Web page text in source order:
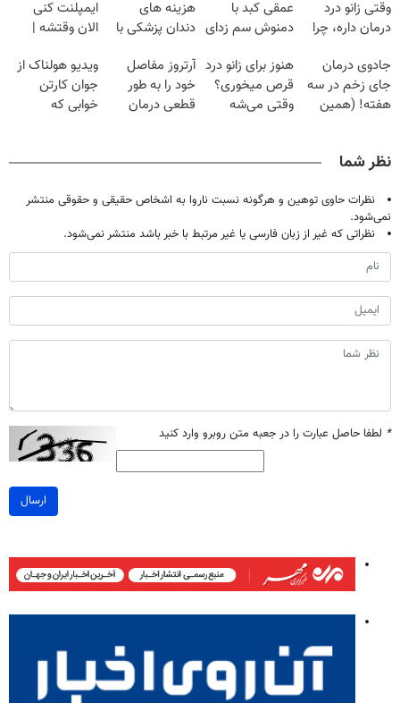
وقتی زانو درد
درمان داره، چرا
تحمل میکنی؟❗
عمقی کبد با
دمنوش سم زدای
هزینه های
دندان پزشکی با
خانگی
ایمپلنت کنی
الان وقتشه |
میلیون تومان!!!
جادوی درمان
جای زخم در سه
هفته! (همین
هنوز برای زانو درد
قرص میخوری؟
وقتی می‌شه
آرتروز مفاصل
خود را به طور
قطعی درمان
ویدیو هولناک از
جوان کارتن
خوابی که
نظر شما
نظرات حاوی توهین و هرگونه نسبت ناروا به اشخاص حقیقی و حقوقی منتشر
نمی‌شود.
نظراتی که غیر از زبان فارسی یا غیر مرتبط با خبر باشد منتشر نمی‌شود.
* لطفا حاصل عبارت را در جعبه متن روبرو وارد کنید
ارسال